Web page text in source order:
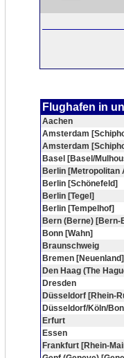
Flughafen in
Aachen
Amsterdam
Amsterdam
Basel [Basel/
Berlin [Metropolitan
Berlin [Schönefeld]
Berlin [Tegel]
Berlin [Tempelhof]
Bern (Berne) [Bern-
Bonn [Wahn]
Braunschweig
Bremen [Neuenland]
Den Haag (The
Dresden
Düsseldorf [Rhein-
Düsseldorf/Köln/
Erfurt
Essen
Frankfurt [Rhein-